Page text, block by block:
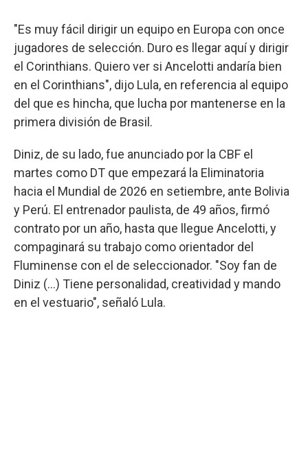
"Es muy fácil dirigir un equipo en Europa con once
jugadores de selección. Duro es llegar aquí y dirigir
el Corinthians. Quiero ver si Ancelotti andaría bien
en el Corinthians", dijo Lula, en referencia al equipo
del que es hincha, que lucha por mantenerse en la
primera división de Brasil.
Diniz, de su lado, fue anunciado por la CBF el
martes como DT que empezará la Eliminatoria
hacia el Mundial de 2026 en setiembre, ante Bolivia
y Perú. El entrenador paulista, de 49 años, firmó
contrato por un año, hasta que llegue Ancelotti, y
compaginará su trabajo como orientador del
Fluminense con el de seleccionador. "Soy fan de
Diniz (...) Tiene personalidad, creatividad y mando
en el vestuario", señaló Lula.